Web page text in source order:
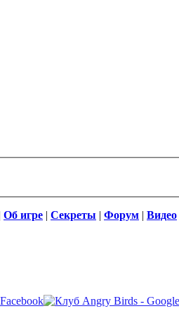
Об игре Секреты Форум Видео